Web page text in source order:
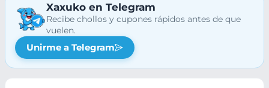
Xaxuko en Telegram
Recibe chollos y cupones rápidos antes de que
vuelen.
Unirme a Telegram